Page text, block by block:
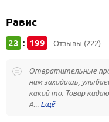
Равис
23 : 199 Отзывы (222)
Отвратительные
ним заходишь,
какой то. Товар
А...